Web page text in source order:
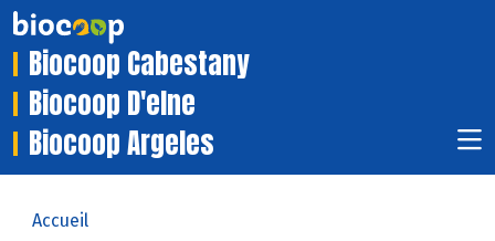
Biocoop Cabestany
Biocoop D'elne
Biocoop Argeles
Accueil